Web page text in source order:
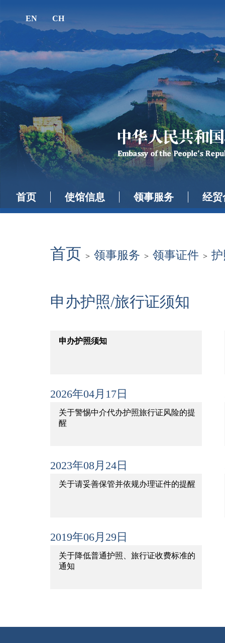
EN CH
首页 使馆信息 领事服务 经贸
首页 > 领事服务 > 领事证件 >
申办护照/旅行证须知
申办护照须知
2026年04月17日
关于警惕中介代办护照旅行证风险的提
醒
2023年08月24日
关于请妥善保管并依规办理证件的提醒
2019年06月29日
关于降低普通护照、旅行证收费标准的
通知